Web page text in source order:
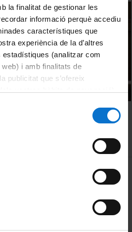
la finalitat de gestionar les
informació perquè accediu
característiques que
experiència de la d’altres
(analitzar com
i amb finalitats de
publicitat que s’ofereix
galetes del lloc web de la
Brindes pel canvi?
MENÚ PEU 1
Política de Cookies
Privacidad y términos